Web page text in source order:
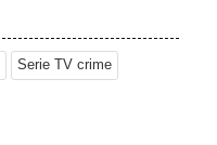
Serie TV crime